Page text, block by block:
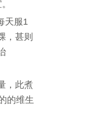
宜。
天服1
，甚则
，此煮
的维生